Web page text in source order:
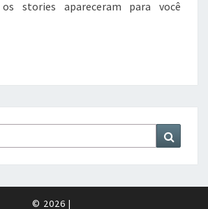
stories apareceram para você
© 2026 |